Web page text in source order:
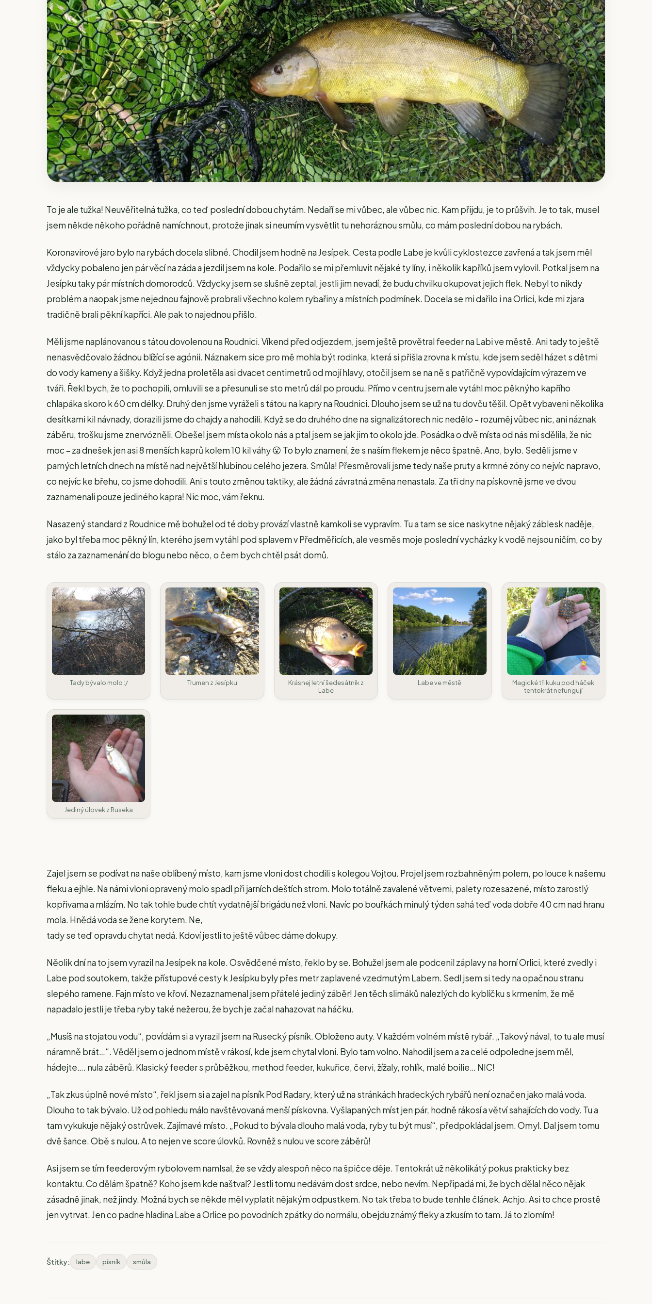
To je ale tužka! Neuvěřitelná tužka, co teď poslední dobou chytám. Nedaří se mi vůbec, ale vůbec nic. Kam přijdu, je to průšvih. Je to tak, musel
jsem někde někoho pořádně namíchnout, protože jinak si neumím vysvětlit tu nehoráznou smůlu, co mám poslední dobou na rybách.
Koronavirové jaro bylo na rybách docela slibné. Chodil jsem hodně na Jesípek. Cesta podle Labe je kvůli cyklostezce zavřená a tak jsem měl
vždycky pobaleno jen pár věcí na záda a jezdil jsem na kole. Podařilo se mi přemluvit nějaké ty líny, i několik kapříků jsem vylovil. Potkal jsem na
Jesípku taky pár místních domorodců. Vždycky jsem se slušně zeptal, jestli jim nevadí, že budu chvilku okupovat jejich flek. Nebyl to nikdy
problém a naopak jsme nejednou fajnově probrali všechno kolem rybařiny a místních podmínek. Docela se mi dařilo i na Orlici, kde mi zjara
tradičně brali pěkní kapříci. Ale pak to najednou přišlo.
Měli jsme naplánovanou s tátou dovolenou na Roudnici. Víkend před odjezdem, jsem ještě provětral feeder na Labi ve městě. Ani tady to ještě
nenasvědčovalo žádnou blížící se agónii. Náznakem sice pro mě mohla být rodinka, která si přišla zrovna k místu, kde jsem seděl házet s dětmi
do vody kameny a šišky. Když jedna proletěla asi dvacet centimetrů od mojí hlavy, otočil jsem se na ně s patřičně vypovídajícím výrazem ve
tváři. Řekl bych, že to pochopili, omluvili se a přesunuli se sto metrů dál po proudu. Přímo v centru jsem ale vytáhl moc pěknýho kapřího
chlapáka skoro k 60 cm délky. Druhý den jsme vyráželi s tátou na kapry na Roudnici. Dlouho jsem se už na tu dovču těšil. Opět vybaveni několika
desítkami kil návnady, dorazili jsme do chajdy a nahodili. Když se do druhého dne na signalizátorech nic nedělo – rozuměj vůbec nic, ani náznak
záběru, trošku jsme znervózněli. Obešel jsem místa okolo nás a ptal jsem se jak jim to okolo jde. Posádka o dvě místa od nás mi sdělila, že nic
moc – za dnešek jen asi 8 menších kaprů kolem 10 kil váhy 😮 To bylo znamení, že s naším flekem je něco špatně. Ano, bylo. Seděli jsme v
parných letních dnech na místě nad největší hlubinou celého jezera. Smůla! Přesměrovali jsme tedy naše pruty a krmné zóny co nejvíc napravo,
co nejvíc ke břehu, co jsme dohodili. Ani s touto změnou taktiky, ale žádná závratná změna nenastala. Za tři dny na pískovně jsme ve dvou
zaznamenali pouze jediného kapra! Nic moc, vám řeknu.
Nasazený standard z Roudnice mě bohužel od té doby provází vlastně kamkoli se vypravím. Tu a tam se sice naskytne nějaký záblesk naděje,
jako byl třeba moc pěkný lín, kterého jsem vytáhl pod splavem v Předměřicích, ale vesměs moje poslední vycházky k vodě nejsou ničím, co by
stálo za zaznamenání do blogu nebo něco, o čem bych chtěl psát domů.
Tady bývalo molo :/ Trumen z Jesípku
Krásnej letní šedesátník z
Labe
Labe ve městě
Magické tři kuku pod háček
tentokrát nefungují
Jediný úlovek z Ruseka
Zajel jsem se podívat na naše oblíbený místo, kam jsme vloni dost chodili s kolegou Vojtou. Projel jsem rozbahněným polem, po louce k našemu
fleku a ejhle. Na námi vloni opravený molo spadl při jarních deštích strom. Molo totálně zavalené větvemi, palety rozesazené, místo zarostlý
kopřivama a mlázím. No tak tohle bude chtít vydatnější brigádu než vloni. Navíc po bouřkách minulý týden sahá teď voda dobře 40 cm nad hranu
mola. Hnědá voda se žene korytem. Ne,
tady se teď opravdu chytat nedá. Kdoví jestli to ještě vůbec dáme dokupy.
Něolik dní na to jsem vyrazil na Jesípek na kole. Osvědčené místo, řeklo by se. Bohužel jsem ale podcenil záplavy na horní Orlici, které zvedly i
Labe pod soutokem, takže přístupové cesty k Jesípku byly přes metr zaplavené vzedmutým Labem. Sedl jsem si tedy na opačnou stranu
slepého ramene. Fajn místo ve křoví. Nezaznamenal jsem přátelé jediný záběr! Jen těch slimáků nalezlých do kyblíčku s krmením, že mě
napadalo jestli je třeba ryby také nežerou, že bych je začal nahazovat na háčku.
„Musíš na stojatou vodu“, povídám si a vyrazil jsem na Rusecký písník. Obloženo auty. V každém volném místě rybář. „Takový nával, to tu ale musí
náramně brát…“. Věděl jsem o jednom místě v rákosí, kde jsem chytal vloni. Bylo tam volno. Nahodil jsem a za celé odpoledne jsem měl,
hádejte…. nula záběrů. Klasický feeder s průběžkou, method feeder, kukuřice, červi, žížaly, rohlík, malé boilie… NIC!
„Tak zkus úplně nové místo“, řekl jsem si a zajel na písník Pod Radary, který už na stránkách hradeckých rybářů není označen jako malá voda.
Dlouho to tak bývalo. Už od pohledu málo navštěvovaná menší pískovna. Vyšlapaných míst jen pár, hodně rákosí a větví sahajících do vody. Tu a
tam vykukuje nějaký ostrůvek. Zajímavé místo. „Pokud to bývala dlouho malá voda, ryby tu být musí“, předpokládal jsem. Omyl. Dal jsem tomu
dvě šance. Obě s nulou. A to nejen ve score úlovků. Rovněž s nulou ve score záběrů!
Asi jsem se tím feederovým rybolovem namlsal, že se vždy alespoň něco na špičce děje. Tentokrát už několikátý pokus prakticky bez
kontaktu. Co dělám špatně? Koho jsem kde naštval? Jestli tomu nedávám dost srdce, nebo nevím. Nepřipadá mi, že bych dělal něco nějak
zásadně jinak, než jindy. Možná bych se někde měl vyplatit nějakým odpustkem. No tak třeba to bude tenhle článek. Achjo. Asi to chce prostě
jen vytrvat. Jen co padne hladina Labe a Orlice po povodních zpátky do normálu, obejdu známý fleky a zkusím to tam. Já to zlomím!
Štítky: labe písník smůla